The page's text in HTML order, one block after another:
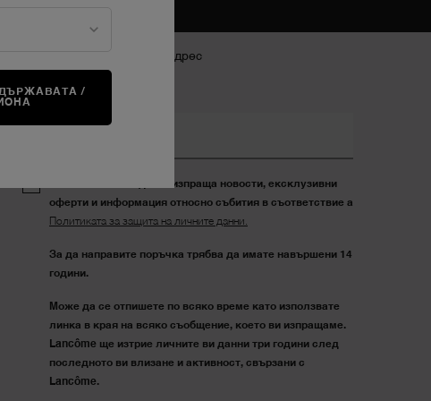
Вписване с електронен адрес
(*) Задължителни полета
Желая Lancôme да ми изпраща новости, ексклузивни
оферти и информация относно събития в съответствие а
Политиката за защита на личните данни.
За да направите поръчка трябва да имате навършени 14
години.
Може да се отпишете по всяко време като използвате
линка в края на всяко съобщение, което ви изпращаме.
Lancôme ще изтрие личните ви данни три години след
последното ви влизане и активност, свързани с
Lancôme.
/